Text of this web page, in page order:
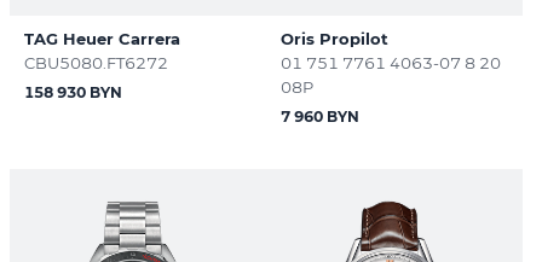
TAG Heuer Carrera
CBU5080.FT6272
158 930 BYN
Oris Propilot
01 751 7761 4063-07 8 20
08P
7 960 BYN